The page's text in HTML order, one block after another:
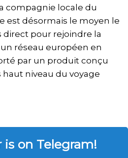
compagnie locale du
est désormais le moyen le
direct pour rejoindre la
réseau européen en
par un produit conçu
niveau du voyage
is on Telegram!